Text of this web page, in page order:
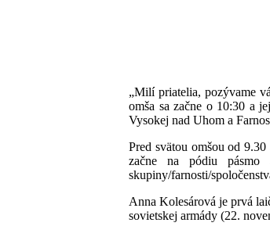
„Milí priatelia, pozývame
omša sa začne o 10:30 a
Vysokej nad Uhom a
Pred svätou omšou od
začne na pódiu pásmo
skupiny/farnosti/
Anna Kolesárová je prvá
sovietskej armády (22.